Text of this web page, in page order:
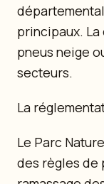
principaux.
pneus neige
secteurs.
La
Le Parc
des règles de